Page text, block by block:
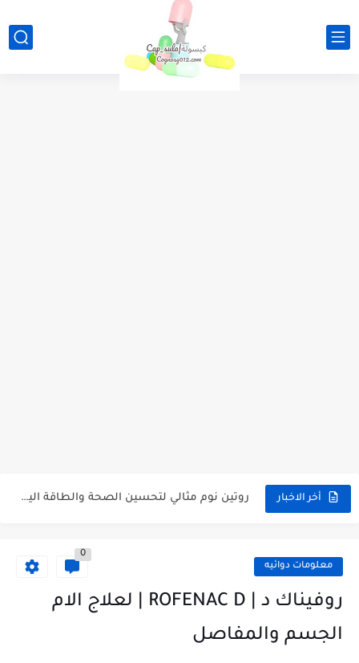
أخر الاخبار روتين نوم مثالي لتحسين الصحة والطاقة اليومية
أفضل مكملات طبيعية للقولون والنوم العميق (مدعومة بدراسات) معلومات دوائيه
0
روفيناك د | ROFENAC D | لعلاج الام
الجسم والمفاصل